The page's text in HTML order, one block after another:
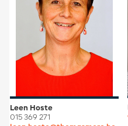
Leen Hoste
015 369 271